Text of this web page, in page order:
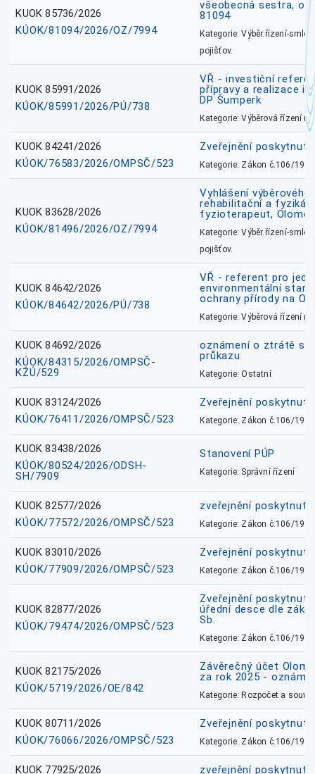
KUOK 85736/2026
KÚOK/81094/2026/OZ/7994
všeobecná sestra,
81094
Kategorie: Výběr.řízení-
pojišťov.
KUOK 85991/2026
KÚOK/85991/2026/PÚ/738
VŘ - investiční
přípravy a realizace
DP Šumperk
Kategorie: Výběrová řízení
KUOK 84241/2026
KÚOK/76583/2026/OMPSČ/523
Zveřejnění
Kategorie: Zákon č.106/1999
KUOK 83628/2026
KÚOK/81496/2026/OZ/7994
Vyhlášení
rehabilitační a
fyzioterapeut,
Kategorie: Výběr.řízení-
pojišťov.
KUOK 84642/2026
KÚOK/84642/2026/PÚ/738
VŘ - referent pro
environmentální
ochrany přírody na
Kategorie: Výběrová řízení
KUOK 84692/2026
KÚOK/84315/2026/OMPSČ-
KŽÚ/529
oznámení o ztrátě
průkazu
Kategorie: Ostatní
KUOK 83124/2026
KÚOK/76411/2026/OMPSČ/523
Zveřejnění
Kategorie: Zákon č.106/1999
KUOK 83438/2026
KÚOK/80524/2026/ODSH-
SH/7909
Stanovení PÚP
Kategorie: Správní řízení
KUOK 82577/2026
KÚOK/77572/2026/OMPSČ/523
zveřejnění
Kategorie: Zákon č.106/1999
KUOK 83010/2026
KÚOK/77909/2026/OMPSČ/523
Zveřejnění
Kategorie: Zákon č.106/1999
KUOK 82877/2026
KÚOK/79474/2026/OMPSČ/523
Zveřejnění
úřední desce dle
Sb.
Kategorie: Zákon č.106/1999
KUOK 82175/2026
KÚOK/5719/2026/OE/842
Závěrečný účet
za rok 2025 -
Kategorie: Rozpočet a
KUOK 80711/2026
KÚOK/76066/2026/OMPSČ/523
Zveřejnění
Kategorie: Zákon č.106/1999
KUOK 77925/2026
zveřejnění